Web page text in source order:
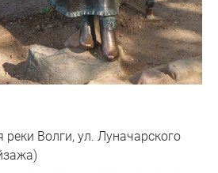
реки Волги, ул. Луначарского